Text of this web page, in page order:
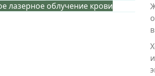
лазерное облучение крови